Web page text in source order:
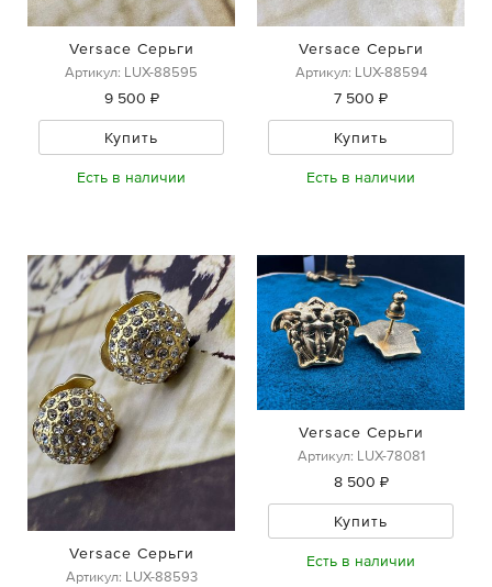
Versace Серьги
Артикул: LUX-88595
9 500 ₽
Купить
Есть в наличии
Versace Серьги
Артикул: LUX-88594
7 500 ₽
Купить
Есть в наличии
Versace Серьги
Артикул: LUX-88593
Versace Серьги
Артикул: LUX-78081
8 500 ₽
Купить
Есть в наличии